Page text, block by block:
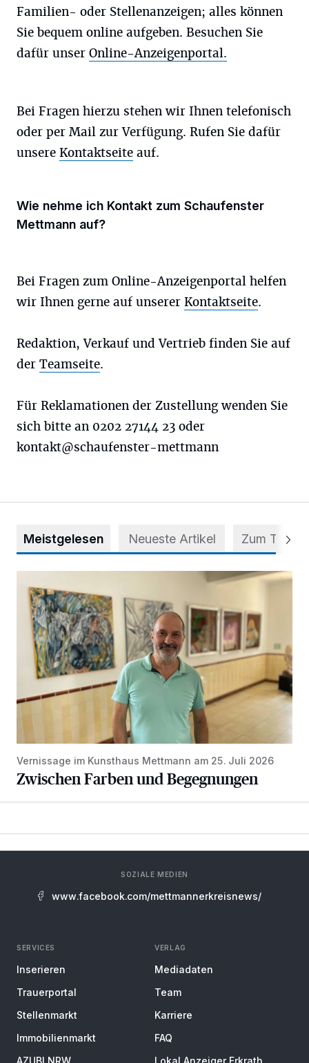
Familien- oder Stellenanzeigen; alles können
Sie bequem online aufgeben. Besuchen Sie
dafür unser Online-Anzeigenportal.
Bei Fragen hierzu stehen wir Ihnen telefonisch
oder per Mail zur Verfügung. Rufen Sie dafür
unsere Kontaktseite auf.
Wie nehme ich Kontakt zum Schaufenster
Mettmann auf?
Bei Fragen zum Online-Anzeigenportal helfen
wir Ihnen gerne auf unserer Kontaktseite.
Redaktion, Verkauf und Vertrieb finden Sie auf
der Teamseite.
Für Reklamationen der Zustellung wenden Sie
sich bitte an 0202 27144 23 oder
kontakt@schaufenster-mettmann
Meistgelesen Neueste Artikel Zum Thema
Vernissage im Kunsthaus Mettmann am 25. Juli 2026
Zwischen Farben und Begegnungen
SOZIALE MEDIEN
www.facebook.com/mettmannerkreisnews/
SERVICES
Inserieren
Trauerportal
Stellenmarkt
Immobilienmarkt
VERLAG
Mediadaten
Team
Karriere
FAQ